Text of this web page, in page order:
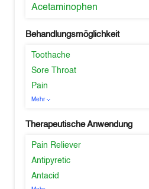
Acetaminophen
Behandlungsmöglichkeit
Toothache
Sore Throat
Pain
Mehr
Therapeutische Anwendung
Pain Reliever
Antipyretic
Antacid